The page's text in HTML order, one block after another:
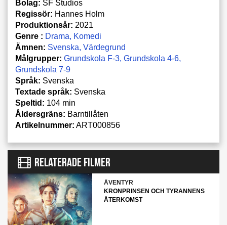
Bolag: SF Studios
Regissör: Hannes Holm
Produktionsår: 2021
Genre : Drama
Komedi
Ämnen: Svenska Värdegrund
Målgrupper: Grundskola F-3 Grundskola 4-6
Grundskola 7-9
Språk: Svenska
Textade språk: Svenska
Speltid: 104 min
Åldersgräns: Barntillåten
Artikelnummer: ART000856
RELATERADE FILMER
ÄVENTYR
KRONPRINSEN OCH TYRANNENS
ÅTERKOMST